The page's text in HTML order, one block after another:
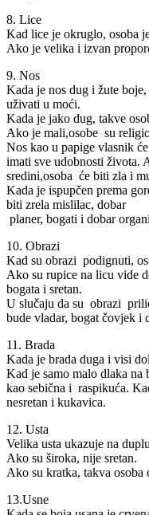
8. Lice
Kad lice je okruglo, osoba
Ako je velika i izvan
9. Nos
Kada je nos dug i žute
uživati u moći.
Kada je jako dug, takve
Ako je mali,osobe su
Nos kao u papige vlasnik
imati sve udobnosti života.
sredini,osoba će biti zla i
Kada je ispupčen prema
biti zrela mislilac, dobar
planer, bogati i dobar
10. Obrazi
Kad su obrazi podignuti,
Ako su rupice na licu vide
bogata i sretan.
U slučaju da su obrazi
bude vladar, bogat čovjek i
11. Brada
Kada je brada duga i visi
Kad je samo malo dlaka
kao sebična i raspikuća.
nesretan i kukavica.
12. Usta
Velika usta ukazuje na
Ako su široka, nije sretan.
Ako su kratka, takva
13.Usne